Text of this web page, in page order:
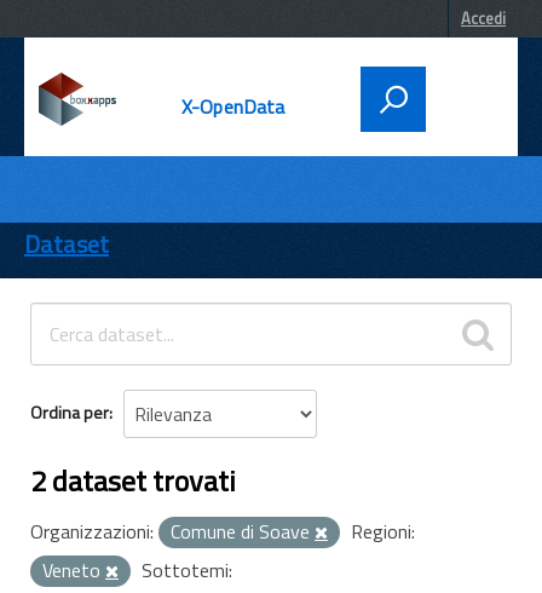
Accedi
X-OpenData
ENTI
TEMI
INFORMAZIONI
Dataset
Ordina per
2 dataset trovati
Organizzazioni: Comune di Soave
Regioni:
Veneto
Sottotemi: